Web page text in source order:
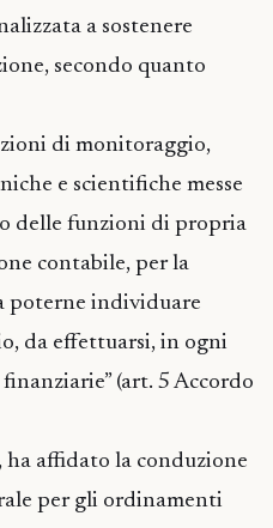
a sostenere
secondo quanto
di monitoraggio,
e scientifiche messe
delle funzioni di propria
contabile, per la
poterne individuare
da effettuarsi, in ogni
(art. 5 Accordo
affidato la conduzione
per gli ordinamenti